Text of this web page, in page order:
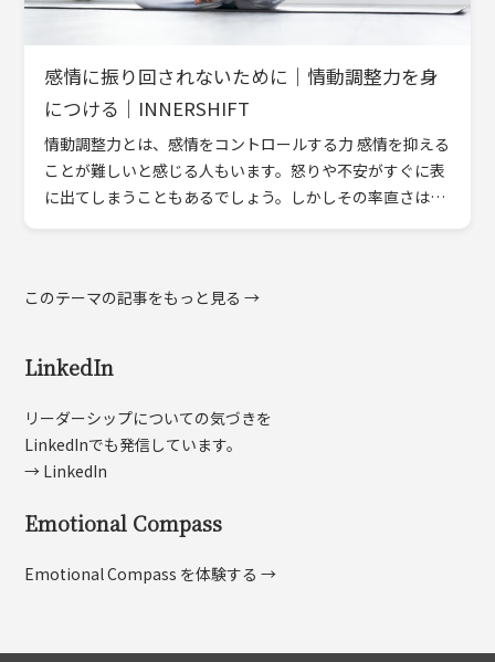
感情に振り回されないために｜情動調整力を身
につける｜INNERSHIFT
情動調整力とは、感情をコントロールする力 感情を抑える
ことが難しいと感じる人もいます。怒りや不安がすぐに表
に出てしまうこともあるでしょう。しかしその率直さは、
このテーマの記事をもっと見る →
LinkedIn
リーダーシップについての気づきを
LinkedInでも発信しています。
→ LinkedIn
Emotional Compass
Emotional Compass を体験する →